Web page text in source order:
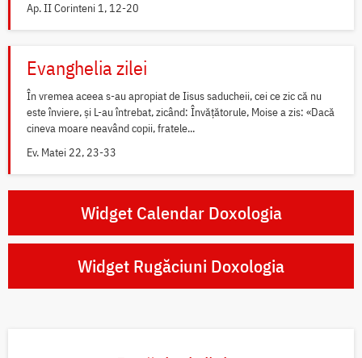
Ap. II Corinteni 1, 12-20
Evanghelia zilei
În vremea aceea s-au apropiat de Iisus saducheii, cei ce zic că nu
este înviere, și L-au întrebat, zicând: Învățătorule, Moise a zis: «Dacă
cineva moare neavând copii, fratele...
Ev. Matei 22, 23-33
Widget Calendar Doxologia
Widget Rugăciuni Doxologia